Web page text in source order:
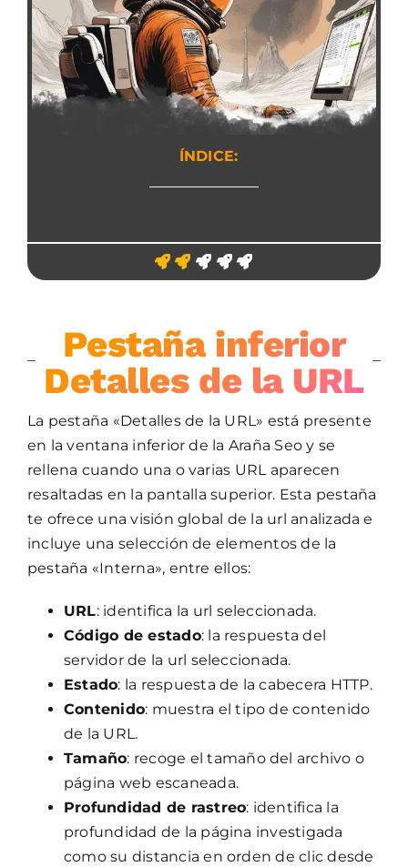
ÍNDICE:
Pestaña inferior
Detalles de la URL
La pestaña «Detalles de la URL» está presente
en la ventana inferior de la Araña Seo y se
rellena cuando una o varias URL aparecen
resaltadas en la pantalla superior. Esta pestaña
te ofrece una visión global de la url analizada e
incluye una selección de elementos de la
pestaña «Interna», entre ellos:
URL: identifica la url seleccionada.
Código de estado: la respuesta del
servidor de la url seleccionada.
Estado: la respuesta de la cabecera HTTP.
Contenido: muestra el tipo de contenido
de la URL.
Tamaño: recoge el tamaño del archivo o
página web escaneada.
Profundidad de rastreo: identifica la
profundidad de la página investigada
como su distancia en orden de clic desde